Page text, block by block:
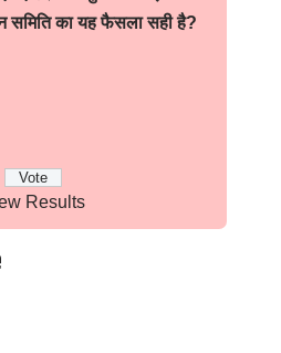
समिति का यह फैसला सही है?
Results